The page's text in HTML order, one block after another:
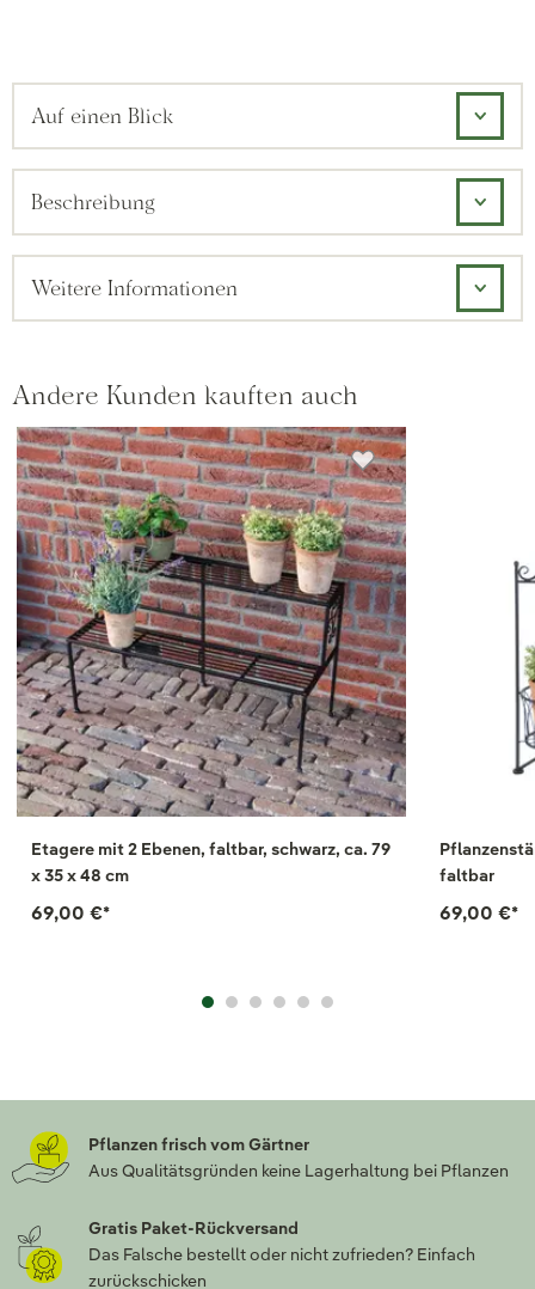
Auf einen Blick
Beschreibung
Weitere Informationen
Andere Kunden kauften auch
Etagere mit 2 Ebenen, faltbar, schwarz, ca. 79
x 35 x 48 cm
69,00 €*
faltbar
69,00 €*
Pflanzen frisch vom Gärtner
Aus Qualitätsgründen keine Lagerhaltung bei Pflanzen
Gratis Paket-Rückversand
Das Falsche bestellt oder nicht zufrieden? Einfach
zurückschicken